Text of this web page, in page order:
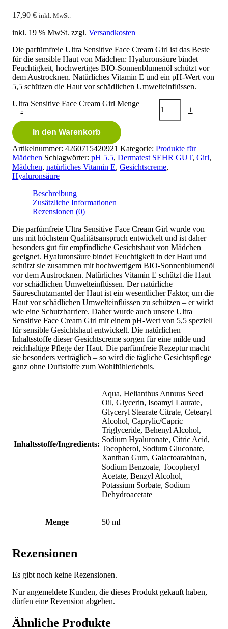
17,90 € inkl. MwSt.
inkl. 19 % MwSt. zzgl. Versandkosten
Die parfümfreie Ultra Sensitive Face Cream Girl ist das Beste
für die sensible Haut von Mädchen: Hyaluronsäure bindet
Feuchtigkeit, hochwertiges BIO-Sonnenblumenöl schützt vor
dem Austrocknen. Natürliches Vitamin E und ein pH-Wert von
5,5 schützen die Haut vor schädlichen Umwelteinflüssen.
-
Ultra Sensitive Face Cream Girl Menge
+
In den Warenkorb
Artikelnummer: 4260715420921 Kategorie: Produkte für
Mädchen Schlagwörter: pH 5.5, Dermatest SEHR GUT, Girl,
Mädchen, natürliches Vitamin E, Gesichtscreme,
Hyaluronsäure
Beschreibung
Zusätzliche Informationen
Rezensionen (0)
Die parfümfreie Ultra Sensitive Face Cream Girl wurde von
uns mit höchstem Qualitätsanspruch entwickelt und ist daher
besonders gut für empfindliche Gesichtshaut von Mädchen
geeignet. Hyaluronsäure bindet Feuchtigkeit in der Haut und
schützt sie zusammen mit hochwertigem BIO-Sonnenblumenöl
vor dem Austrocknen. Natürliches Vitamin E schützt die Haut
vor schädlichen Umwelteinflüssen. Der natürliche
Säureschutzmantel der Haut ist ein wesentlicher Faktor, um die
Haut vor schädlichen Umwelteinflüssen zu schützen – er wirkt
wie eine Schutzbarriere. Daher wurde auch unsere Ultra
Sensitive Face Cream Girl mit einem pH-Wert von 5,5 speziell
für sensible Gesichtshaut entwickelt. Die natürlichen
Inhaltsstoffe dieser Gesichtscreme sorgen für eine milde und
reichhaltige Pflege der Haut. Die parfümfreie Rezeptur macht
sie besonders verträglich – so wird die tägliche Gesichtspflege
ganz ohne Duftstoffe zum Wohlfühlerlebnis.
Inhaltsstoffe/Ingredients:
Aqua, Helianthus Annuus Seed
Oil, Glycerin, Isoamyl Laurate,
Glyceryl Stearate Citrate, Cetearyl
Alcohol, Caprylic/Capric
Triglyceride, Behenyl Alcohol,
Sodium Hyaluronate, Citric Acid,
Tocopherol, Sodium Gluconate,
Xanthan Gum, Galactoarabinan,
Sodium Benzoate, Tocopheryl
Acetate, Benzyl Alcohol,
Potassium Sorbate, Sodium
Dehydroacetate
Menge 50 ml
Rezensionen
Es gibt noch keine Rezensionen.
Nur angemeldete Kunden, die dieses Produkt gekauft haben,
dürfen eine Rezension abgeben.
Ähnliche Produkte